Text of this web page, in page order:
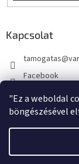
"Ez a weboldal
böngészésével
Kapcsolat
tamogatas@
Facebook
kouzelnehry